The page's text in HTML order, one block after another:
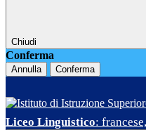
Chiudi
Conferma
Annulla Conferma
Liceo Linguistico: